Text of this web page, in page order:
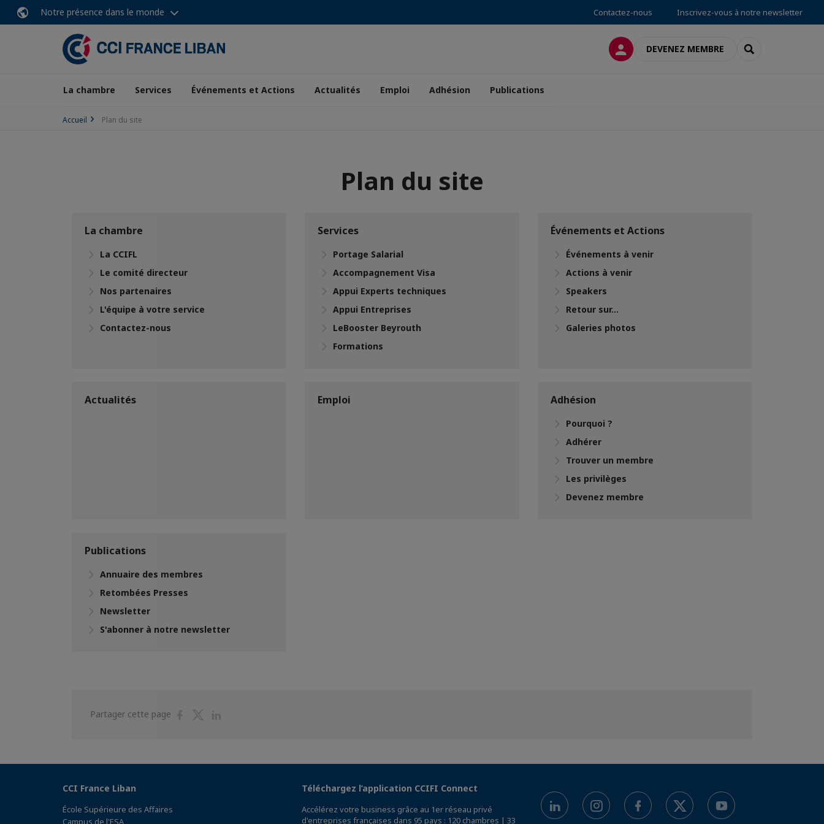
Notre présence dans le monde Contactez-nous Inscrivez-vous à notre newsletter
CONNEXIONDEVENEZ MEMBRE RECHERCHER
La chambre Services Événements et Actions Actualités Emploi Adhésion Publications
Accueil Plan du site
Plan du site
La chambre
La CCIFL
Le comité directeur
Nos partenaires
L'équipe à votre service
Contactez-nous
Services
Portage Salarial
Accompagnement Visa
Appui Experts techniques
Appui Entreprises
LeBooster Beyrouth
Formations
Événements et Actions
Événements à venir
Actions à venir
Speakers
Retour sur...
Galeries photos
Actualités Emploi Adhésion
Pourquoi ?
Adhérer
Trouver un membre
Les privilèges
Devenez membre
Publications
Annuaire des membres
Retombées Presses
Newsletter
S'abonner à notre newsletter
Partager cette page
PartagerPartager
CCI France Liban
École Supérieure des Affaires
Campus de l'ESA
Téléchargez l’application CCIFI Connect
Accélérez votre business grâce au 1er réseau privé
d'entreprises françaises dans 95 pays : 120 chambres | 33